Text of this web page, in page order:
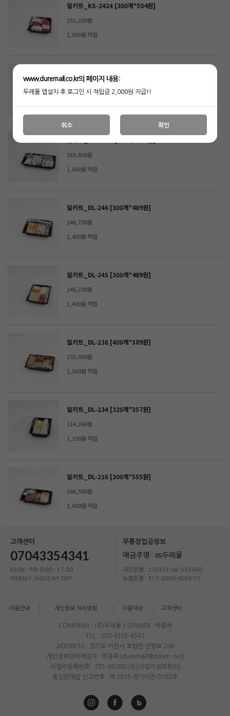
밀키트_KS-2424 [300개*504원]
151,200원
1,500원 적립
144,000원
169,800원
1,600원 적립
밀키트_DL-246 [300개*489원]
146,700원
1,400원 적립
밀키트_DL-245 [300개*489원]
146,700원
1,400원 적립
밀키트_DL-238 [400개*389원]
155,600원
1,500원 적립
밀키트_DL-234 [320개*357원]
114,240원
1,100원 적립
밀키트_DL-216 [300개*555원]
166,500원
1,600원 적립
고객센터
07043354341
MON - FRI 9:00 - 17:30
WEEKLY, HOLIDAY OFF
무통장입금정보
예금주명 : ㈜두레몰
국민은행 : 230101-04-533960
농협은행 : 317-0009-6589-71
이용안내 개인정보 처리방침 이용약관 고객센터
COMPANY : (주)두레몰 / OWNER : 박종욱
TEL : 070-4335-4341
ADDRESS : 경기도 이천시 호법면 안평로 206
개인정보관리책임자 : 박종욱 (duremall@daum.net)
사업자등록번호 : 735-88-00216
[사업자정보확인]
통신판매업 신고번호 : 제 2015-경기이천-0183호
www.duremall.co.kr의 페이지 내용:
두레몰 앱설치 후 로그인 시 적립금 2,000원 지급!!
취소 확인